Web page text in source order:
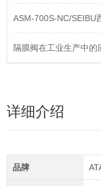
ASM-700S-NC/​SEIBU
隔膜阀在工业生产中的
详细介绍
品牌